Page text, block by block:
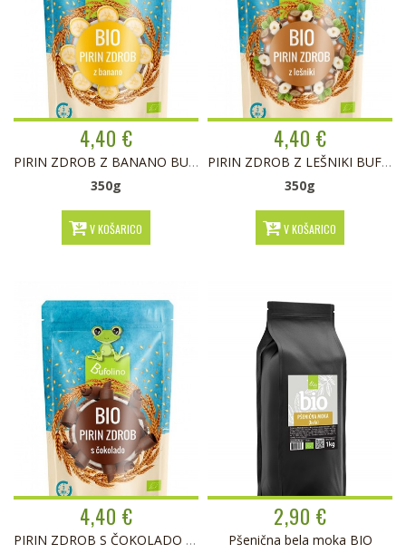
4,40 €
PIRIN ZDROB Z BANANO BUFOLINO BIO
350g
V KOŠARICO
4,40 €
PIRIN ZDROB Z LEŠNIKI BUFOLINO BIO
350g
V KOŠARICO
4,40 €
PIRIN ZDROB S ČOKOLADO BUFOLINO BIO
2,90 €
Pšenična bela moka BIO